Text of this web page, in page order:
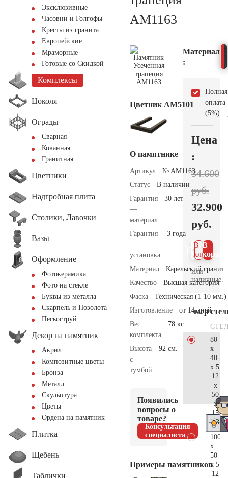
Эксклюзивные
Часовни и Голгофы
Кресты из гранита
Европейские
Мраморные
Готовые со Скидкой
Комплексы
Цоколя
Ограды
Сварная
Кованная
Гранитная
Цветники
Надгробная плита
Столики, Лавочки
Вазы
Оформление
Фотокерамика
Фото на стекле
Буквы из металла
Скарпель и Позолота
Пескоструй
Декор на памятник
Акрил
Композитные цветы
Бронза
Металл
Скульптура
Цветы
Ордена на памятник
Плитка
Щебень
Таблички
AM1163
Цветник АМ5101
О памятнике
Артикул
№ AM1163
Статус
В наличии
Гарантия
—
материал
30 лет
Гарантия
—
установка
3 года
Материал
Карельский гранит
Качество
Высшая категория
Фаска
Техническая (1-10 мм.)
Изготовление
от 14 дней
Вес
комплекта
78 кг.
Высота
с
тумбой
92 см.
Появились
вопросы о
товаре?
Консультация
специалиста
Примеры памятников
Материал
:
Полная
оплата
(5%)
Цена
:
34.600
руб.
32.900
руб.
В
В 1
клик
или
наличные.
Размер
80
x
40
x 5
12
x
50
x
15
100
x
50
x 5
12